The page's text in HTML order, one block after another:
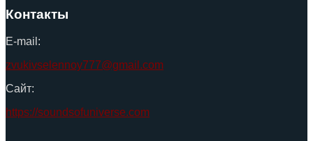
Контакты
E-mail:
zvukivselennoy777@gmail.com
Сайт:
https://soundsofuniverse.com